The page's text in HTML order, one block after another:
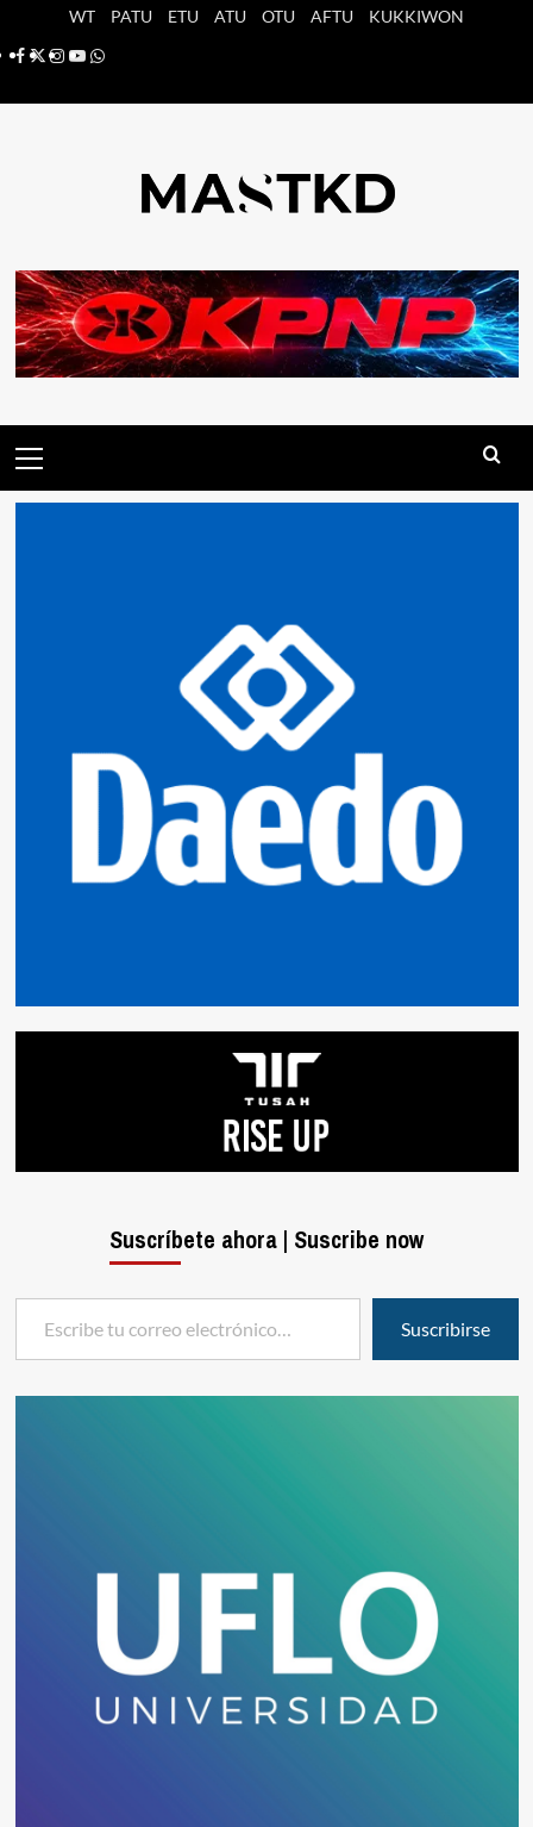
WT PATU ETU ATU OTU AFTU
KUKKIWON
Facebook
X Instagram
YouTube
Whatsapp
principal
Suscríbete ahora | Suscribe now
Escribe tu correo electrónico…
Suscribirse